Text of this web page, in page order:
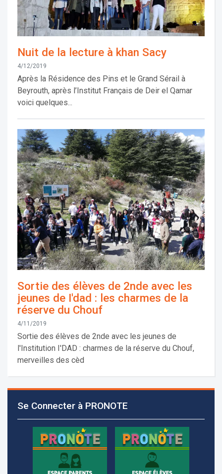
Nuit de la lecture à khan Sacy
4/12/2019
Après la Résidence des Pins et le Grand Sérail à
Beyrouth, après l’Institut Français de Deir el Qamar
voici quelques...
Sortie des élèves de 2nde avec les
jeunes de I'dad : les charmes de la
réserve du Chouf
4/11/2019
Sortie des élèves de 2nde avec les jeunes de
l'Institution I'DAD : charmes de la réserve du Chouf,
merveilles des cèd
Se Connecter à PRONOTE
l’avance.
+961 25 601 171
+961 25 601 172
+961 3 669 641